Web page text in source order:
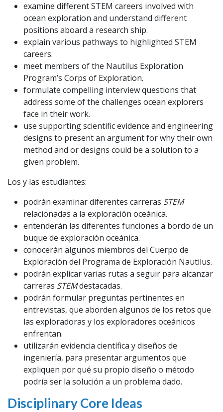
examine different STEM careers involved with
ocean exploration and understand different
positions aboard a research ship.
explain various pathways to highlighted STEM
careers.
meet members of the Nautilus Exploration
Program’s Corps of Exploration.
formulate compelling interview questions that
address some of the challenges ocean explorers
face in their work.
use supporting scientific evidence and engineering
designs to present an argument for why their own
method and or designs could be a solution to a
given problem.
Los y las estudiantes:
podrán examinar diferentes carreras STEM
relacionadas a la exploración oceánica.
entenderán las diferentes funciones a bordo de un
buque de exploración oceánica.
conocerán algunos miembros del Cuerpo de
Exploración del Programa de Exploración Nautilus.
podrán explicar varias rutas a seguir para alcanzar
carreras STEMdestacadas.
podrán formular preguntas pertinentes en
entrevistas, que aborden algunos de los retos que
las exploradoras y los exploradores oceánicos
enfrentan.
utilizarán evidencia científica y diseños de
ingeniería, para presentar argumentos que
expliquen por qué su propio diseño o método
podría ser la solución a un problema dado.
Disciplinary Core Ideas